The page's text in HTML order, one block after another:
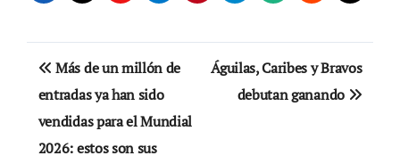
Navegación
de
entradas
Más de un millón de
entradas ya han sido
vendidas para el Mundial
2026: estos son sus
Águilas, Caribes y Bravos
debutan ganando